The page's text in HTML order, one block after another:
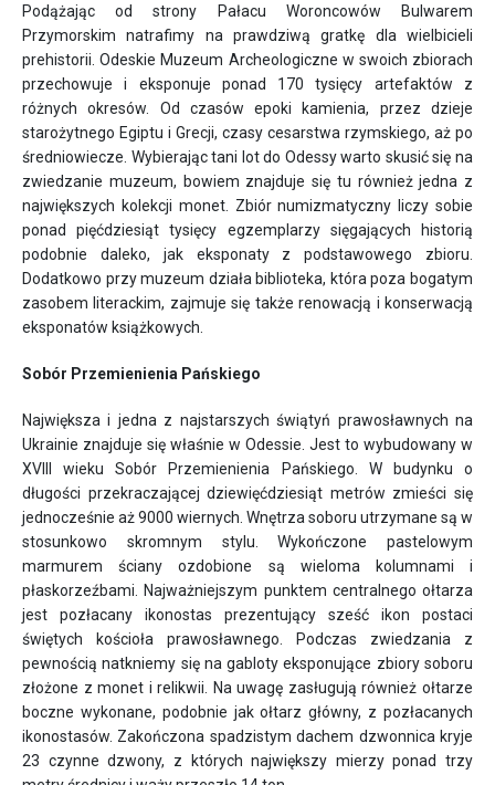
Podążając od strony Pałacu Woroncowów Bulwarem
Przymorskim natrafimy na prawdziwą gratkę dla wielbicieli
prehistorii. Odeskie Muzeum Archeologiczne w swoich zbiorach
przechowuje i eksponuje ponad 170 tysięcy artefaktów z
różnych okresów. Od czasów epoki kamienia, przez dzieje
starożytnego Egiptu i Grecji, czasy cesarstwa rzymskiego, aż po
średniowiecze. Wybierając tani lot do Odessy warto skusić się na
zwiedzanie muzeum, bowiem znajduje się tu również jedna z
największych kolekcji monet. Zbiór numizmatyczny liczy sobie
ponad pięćdziesiąt tysięcy egzemplarzy sięgających historią
podobnie daleko, jak eksponaty z podstawowego zbioru.
Dodatkowo przy muzeum działa biblioteka, która poza bogatym
zasobem literackim, zajmuje się także renowacją i konserwacją
eksponatów książkowych.
Sobór Przemienienia Pańskiego
Największa i jedna z najstarszych świątyń prawosławnych na
Ukrainie znajduje się właśnie w Odessie. Jest to wybudowany w
XVIII wieku Sobór Przemienienia Pańskiego. W budynku o
długości przekraczającej dziewięćdziesiąt metrów zmieści się
jednocześnie aż 9000 wiernych. Wnętrza soboru utrzymane są w
stosunkowo skromnym stylu. Wykończone pastelowym
marmurem ściany ozdobione są wieloma kolumnami i
płaskorzeźbami. Najważniejszym punktem centralnego ołtarza
jest pozłacany ikonostas prezentujący sześć ikon postaci
świętych kościoła prawosławnego. Podczas zwiedzania z
pewnością natkniemy się na gabloty eksponujące zbiory soboru
złożone z monet i relikwii. Na uwagę zasługują również ołtarze
boczne wykonane, podobnie jak ołtarz główny, z pozłacanych
ikonostasów. Zakończona spadzistym dachem dzwonnica kryje
23 czynne dzwony, z których największy mierzy ponad trzy